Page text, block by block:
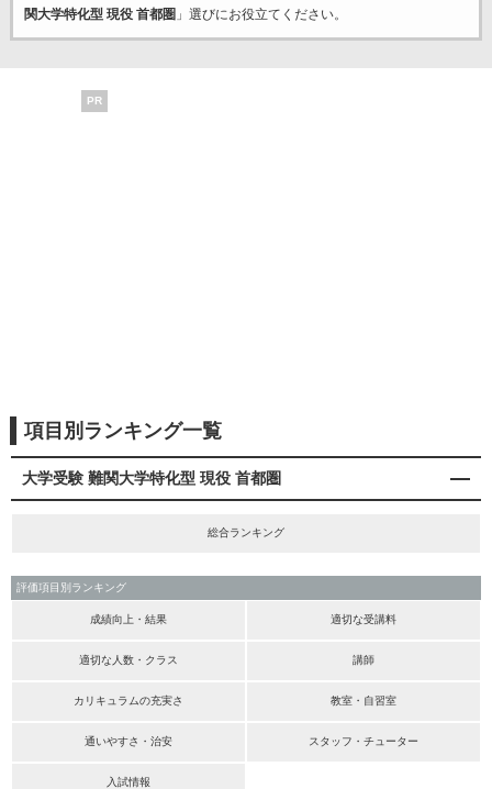
関大学特化型 現役 首都圏 」選びにお役立てください。
PR
項目別ランキング一覧
大学受験 難関大学特化型 現役 首都圏
総合ランキング
評価項目別ランキング
成績向上・結果 適切な受講料
適切な人数・クラス 講師
カリキュラムの充実さ 教室・自習室
通いやすさ・治安 スタッフ・チューター
入試情報